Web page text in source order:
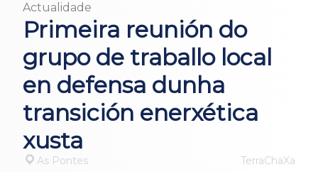
Actualidade
Primeira reunión do
grupo de traballo local
en defensa dunha
transición enerxética
xusta
As Pontes TerraChaXa